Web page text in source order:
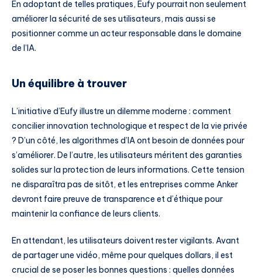
En adoptant de telles pratiques, Eufy pourrait non seulement
améliorer la sécurité de ses utilisateurs, mais aussi se
positionner comme un acteur responsable dans le domaine
de l’IA.
Un équilibre à trouver
L’initiative d’Eufy illustre un dilemme moderne : comment
concilier innovation technologique et respect de la vie privée
? D’un côté, les algorithmes d’IA ont besoin de données pour
s’améliorer. De l’autre, les utilisateurs méritent des garanties
solides sur la protection de leurs informations. Cette tension
ne disparaîtra pas de sitôt, et les entreprises comme Anker
devront faire preuve de transparence et d’éthique pour
maintenir la confiance de leurs clients.
En attendant, les utilisateurs doivent rester vigilants. Avant
de partager une vidéo, même pour quelques dollars, il est
crucial de se poser les bonnes questions : quelles données